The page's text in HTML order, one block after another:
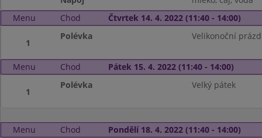
Menu
Chod Čtvrtek 14. 4. 2022 (11:40 - 14:00)
1
Polévka Velikonoční
Menu Chod Pátek 15. 4. 2022 (11:40 - 14:00)
1
Polévka Velký pátek
Menu Chod Pondělí 18. 4. 2022 (11:40 - 14:00)